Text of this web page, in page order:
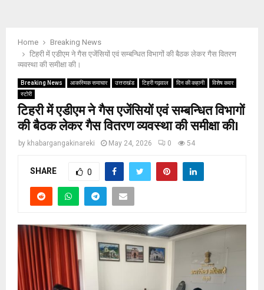
Home
Breaking News
टिहरी में एडीएम ने गैस एजेंसियों एवं सम्बन्धित विभागों की बैठक लेकर गैस वितरण
व्यवस्था की समीक्षा की।
Breaking News आकस्मिक समाचार उत्तराखंड टिहरी गढ़वाल दिन की कहानी
विशेष कवर
स्टोरी
टिहरी में एडीएम ने गैस एजेंसियों एवं सम्बन्धित विभागों
की बैठक लेकर गैस वितरण व्यवस्था की समीक्षा की।
by khabargangakinareki May 24, 2026 0 54
SHARE 0